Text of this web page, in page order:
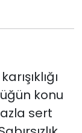
konu
sert